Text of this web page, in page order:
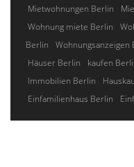
Mietwohnungen Berlin
Wohnung miete Berlin
Berlin
Wohnungsanzeigen
Häuser Berlin
kaufen
Immobilien Berlin
Einfamilienhaus Berlin